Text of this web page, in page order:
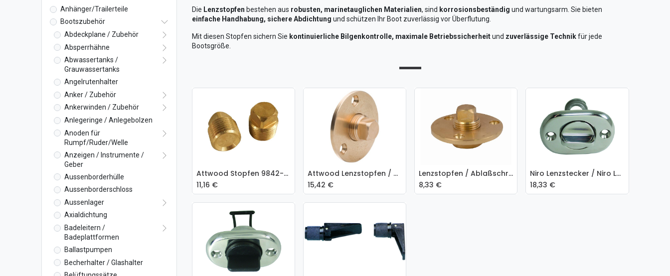
Anhänger/Trailerteile
Bootszubehör
Abdeckplane / Zubehör
Absperrhähne
Abwassertanks /
Grauwassertanks
Angelrutenhalter
Anker / Zubehör
Ankerwinden / Zubehör
Anlegeringe / Anlegebolzen
Anoden für
Rumpf/Ruder/Welle
Anzeigen / Instrumente /
Geber
Aussenborderhülle
Aussenborderschloss
Aussenlager
Axialdichtung
Badeleitern /
Badeplattformen
Ballastpumpen
Becherhalter / Glashalter
Die Lenzstopfen bestehen aus robusten, marinetauglichen Materialien, sind korrosionsbeständig und wartungsarm. Sie bieten
einfache Handhabung, sichere Abdichtung und schützen Ihr Boot zuverlässig vor Überflutung.
Mit diesen Stopfen sichern Sie kontinuierliche Bilgenkontrolle, maximale Betriebssicherheitund zuverlässige Technikfür jede
Bootsgröße.
In den Warenkorb Attwood Stopfen 9842-3 1/2" für Durchführung Messing 2 Stück
11,16 €
In den Warenkorb Attwood Lenzstopfen / Ablaßschraube 7555-3 aus Bronze 1/2"
15,42 €
In den Warenkorb
Lenzstopfen / Ablaßschraube aus Messing 1/2"
8,33 €
Niro Lenzstecker / Niro Lenzstopfen
18,33 €